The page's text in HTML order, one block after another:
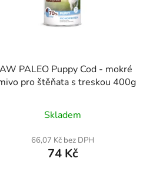
PALEO Puppy Cod - mokré
krmivo pro štěňata s treskou 400g
Skladem
66,07 Kč bez DPH
74 Kč